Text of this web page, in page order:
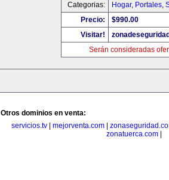
Categorias:
Hogar, Portales,
Precio:
$990.00
Visitar!
Serán consideradas
Otros dominios en venta:
servicios.tv| mejorventa.com|
zonatuerca.com|